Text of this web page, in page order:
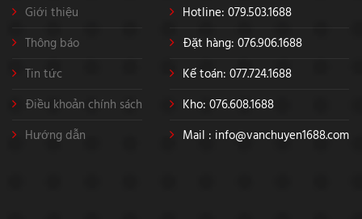
Giới thiệu
Thông báo
Tin tức
Điều khoản chính sách
Hướng dẫn
Hotline: 079.503.1688
Đặt hàng: 076.906.1688
Kế toán: 077.724.1688
Kho: 076.608.1688
Mail : info@vanchuyen1688.com